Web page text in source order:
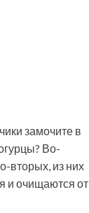
замочите в
Во-
вторых, из них
и очищаются от